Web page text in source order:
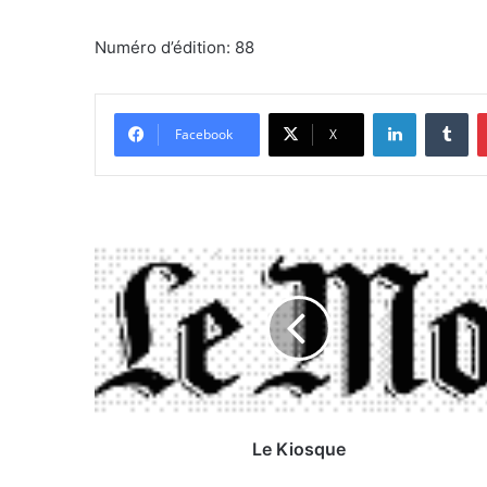
Numéro d’édition: 88
Facebook X
e
K
o
s
q
u
Le Kiosque